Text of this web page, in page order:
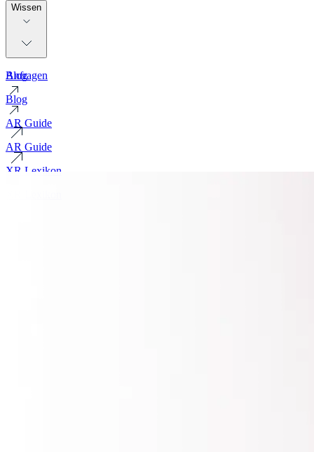
Wissen
Blog
Blog
AR Guide
AR Guide
XR Lexikon
Anfragen